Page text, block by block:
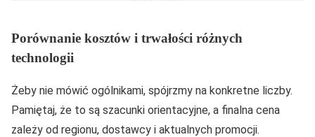
Porównanie kosztów i trwałości różnych
technologii
Żeby nie mówić ogólnikami, spójrzmy na konkretne liczby.
Pamiętaj, że to są szacunki orientacyjne, a finalna cena
zależy od regionu, dostawcy i aktualnych promocji.